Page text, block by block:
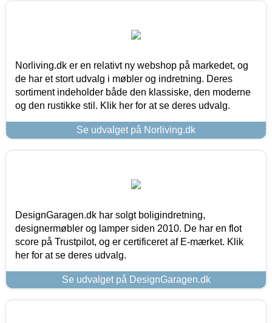
Norliving.dk er en relativt ny webshop på markedet, og
de har et stort udvalg i møbler og indretning. Deres
sortiment indeholder både den klassiske, den moderne
og den rustikke stil. Klik her for at se deres udvalg.
Se udvalget på Norliving.dk
DesignGaragen.dk har solgt boligindretning,
designermøbler og lamper siden 2010. De har en flot
score på Trustpilot, og er certificeret af E-mærket. Klik
her for at se deres udvalg.
Se udvalget på DesignGaragen.dk